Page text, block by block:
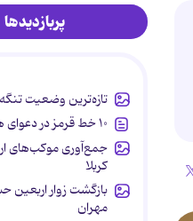
پربازدیدها
تازه‌ترین وضعیت
۱۰ خط قرمز در دعوای همسران
جمع‌آوری موکب‌های
کربلا
بازگشت زوار اربعین
مهران